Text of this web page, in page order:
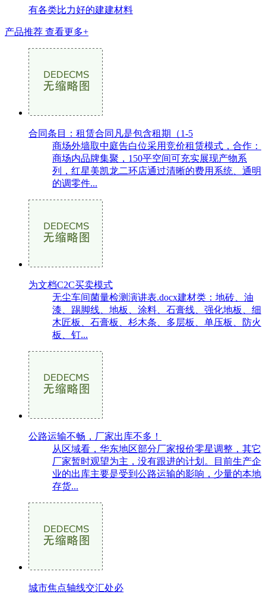
有各类比力好的建建材料
产品推荐 查看更多+
合同条目：租赁合同凡是包含租期（1-5
商场外墙取中庭告白位采用竞价租赁模式，合作：
商场内品牌集聚，150平空间可充实展现产物系
列，红星美凯龙二环店通过清晰的费用系统、通明
的调零件...
为文档C2C买卖模式
无尘车间菌量检测演讲表.docx建材类：地砖、油
漆、踢脚线、地板、涂料、石膏线、强化地板、细
木匠板、石膏板、杉木条、多层板、单压板、防火
板、钉...
公路运输不畅，厂家出库不多！
从区域看，华东地区部分厂家报价零星调整，其它
厂家暂时观望为主，没有跟进的计划。目前生产企
业的出库主要是受到公路运输的影响，少量的本地
存货...
城市焦点轴线交汇处必